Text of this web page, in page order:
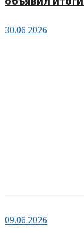
30.06.2026
09.06.2026